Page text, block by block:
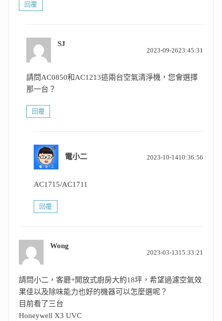
回覆
SJ
2023-09-2623:45:31
請問AC0850和AC1213這兩台空氣清淨機，您會選擇
那一台？
回覆
電小二 2023-10-1410:36:56
AC1715/AC1711
回覆
Wong
2023-03-1315:33:21
請問小二，客廳+開放式廚房大約18坪，希望過濾空氣效
果佳以及除味能力也好的機器可以怎麼選呢？
目前看了三台
Honeywell X3 UVC